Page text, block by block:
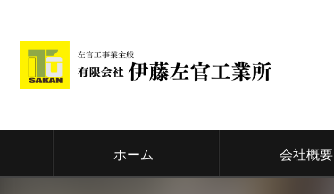
ホーム 会社概要